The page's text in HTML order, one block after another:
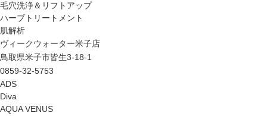
毛穴洗浄＆リフトアップ
ハーブトリートメント
肌解析
ヴィークウォーター米子店
鳥取県米子市皆生3-18-1
0859-32-5753
ADS
Diva
AQUA VENUS